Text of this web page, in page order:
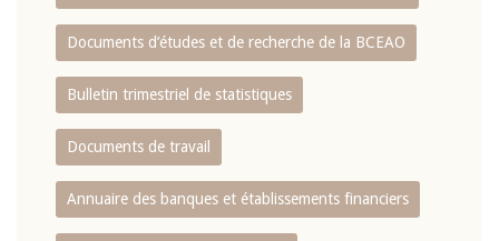
Documents d’études et de recherche de la BCEAO
Bulletin trimestriel de statistiques
Documents de travail
Annuaire des banques et établissements financiers